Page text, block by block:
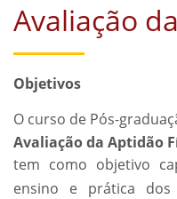
Avaliação
Objetivos
O curso de Pós-
Avaliação da Aptidão
tem como objetivo
ensino e prática